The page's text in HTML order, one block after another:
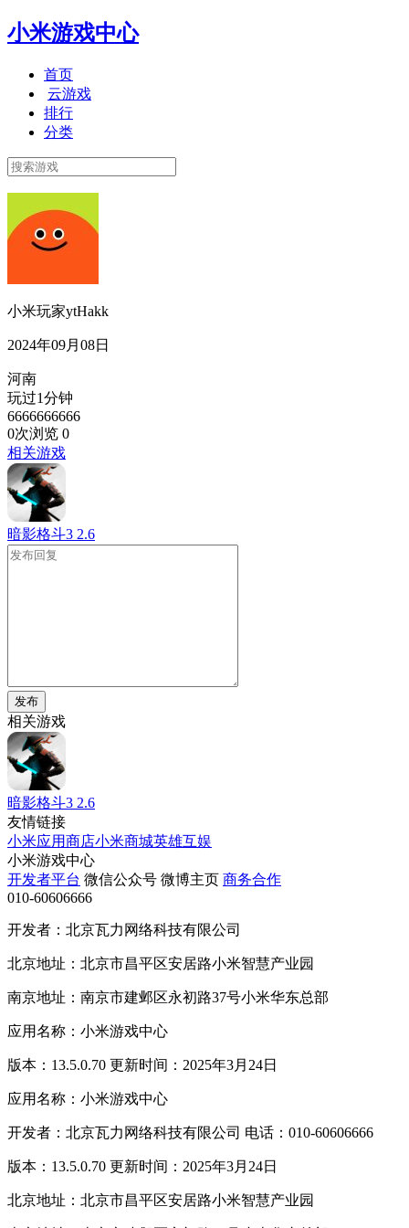
小米游戏中心
首页
云游戏
排行
分类
小米玩家ytHakk
2024年09月08日
河南
玩过1分钟
6666666666
0次浏览 0
相关游戏
暗影格斗3 2.6
发布
相关游戏
暗影格斗3 2.6
友情链接
小米应用商店小米商城英雄互娱
小米游戏中心
开发者平台 微信公众号 微博主页 商务合作
010-60606666
开发者：北京瓦力网络科技有限公司
北京地址：北京市昌平区安居路小米智慧产业园
南京地址：南京市建邺区永初路37号小米华东总部
应用名称：小米游戏中心
版本：13.5.0.70 更新时间：2025年3月24日
应用名称：小米游戏中心
开发者：北京瓦力网络科技有限公司 电话：010-60606666
版本：13.5.0.70 更新时间：2025年3月24日
北京地址：北京市昌平区安居路小米智慧产业园